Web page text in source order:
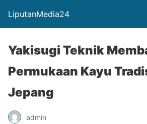
LiputanMedia24
Yakisugi Teknik
Permukaan Kayu
Jepang
admin